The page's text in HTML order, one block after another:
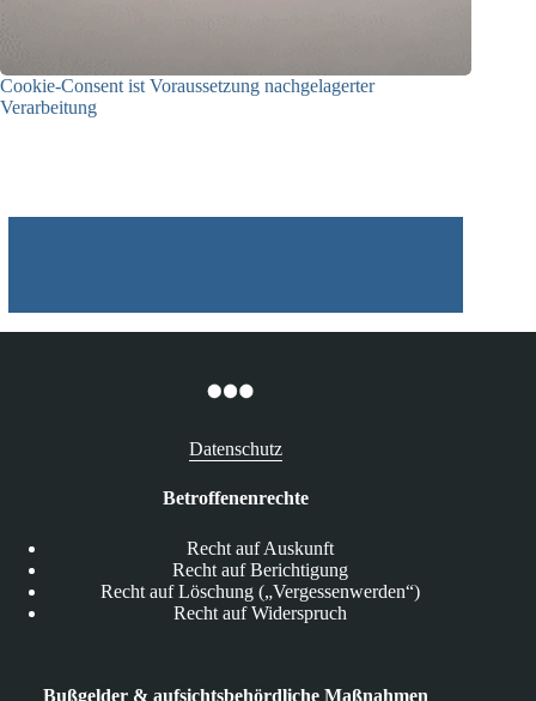
Cookie-Consent ist Voraussetzung nachgelagerter
Verarbeitung
Datenschutz
Betroffenenrechte
Recht auf Auskunft
Recht auf Berichtigung
Recht auf Löschung („Vergessenwerden“)
Recht auf Widerspruch
Bußgelder & aufsichtsbehördliche Maßnahmen